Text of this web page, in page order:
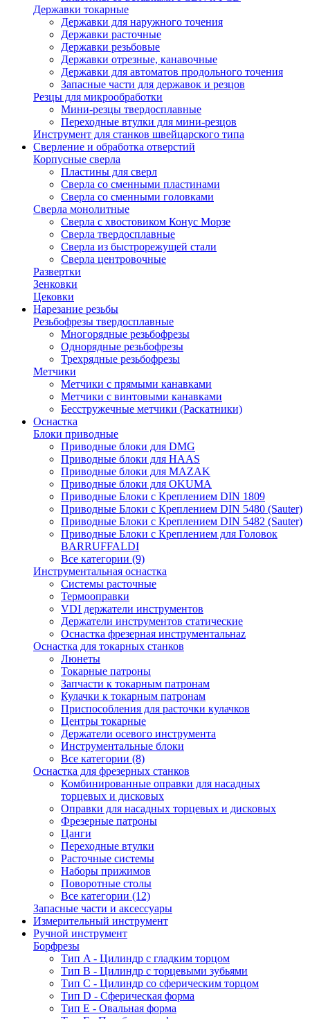
Державки токарные
Державки для наружного точения
Державки расточные
Державки резьбовые
Державки отрезные, канавочные
Державки для автоматов продольного точения
Запасные части для державок и резцов
Резцы для микрообработки
Мини-резцы твердосплавные
Переходные втулки для мини-резцов
Инструмент для станков швейцарского типа
Сверление и обработка отверстий
Корпусные сверла
Пластины для сверл
Сверла со сменными пластинами
Сверла со сменными головками
Сверла монолитные
Сверла с хвостовиком Конус Морзе
Сверла твердосплавные
Сверла из быстрорежущей стали
Сверла центровочные
Развертки
Зенковки
Цековки
Нарезание резьбы
Резьбофрезы твердосплавные
Многорядные резьбофрезы
Однорядные резьбофрезы
Трехрядные резьбофрезы
Метчики
Метчики с прямыми канавками
Метчики с винтовыми канавками
Бесстружечные метчики (Раскатники)
Оснастка
Блоки приводные
Приводные блоки для DMG
Приводные блоки для HAAS
Приводные блоки для MAZAK
Приводные блоки для OKUMA
Приводные Блоки с Креплением DIN 1809
Приводные Блоки с Креплением DIN 5480 (Sauter)
Приводные Блоки с Креплением DIN 5482 (Sauter)
Приводные Блоки с Креплением для Головок
BARRUFFALDI
Все категории (9)
Инструментальная оснастка
Системы расточные
Термооправки
VDI держатели инструментов
Держатели инструментов статические
Оснастка фрезерная инструментальнаz
Оснастка для токарных станков
Люнеты
Токарные патроны
Запчасти к токарным патронам
Кулачки к токарным патронам
Приспособления для расточки кулачков
Центры токарные
Держатели осевого инструмента
Инструментальные блоки
Все категории (8)
Оснастка для фрезерных станков
Комбинированные оправки для насадных
торцевых и дисковых
Оправки для насадных торцевых и дисковых
Фрезерные патроны
Цанги
Переходные втулки
Расточные системы
Наборы прижимов
Поворотные столы
Все категории (12)
Запасные части и аксессуары
Измерительный инструмент
Ручной инструмент
Борфрезы
Тип A - Цилиндр с гладким торцом
Тип В - Цилиндр с торцевыми зубьями
Тип С - Цилиндр со сферическим торцом
Тип D - Сферическая форма
Тип Е - Овальная форма